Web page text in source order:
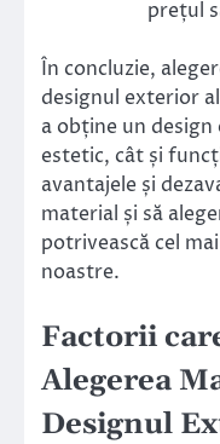
prețul
În concluzie,
designul exterior
a obține un
estetic, cât și
avantajele și
material și să
potrivească cel
noastre.
Factorii
Alegerea
Designul